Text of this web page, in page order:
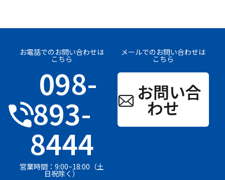
ョ
お電話でのお問い合わせは
こちら
098-
893-
8444
営業時間：9:00~18:00（土
日祝除く）
メールでのお問い合わせは
こちら
お問い合
わせ